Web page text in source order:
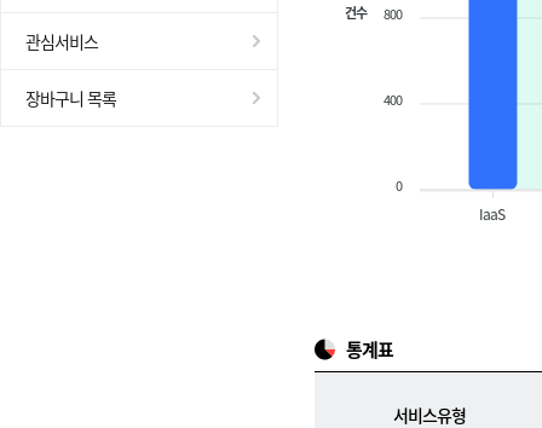
관심서비스
장바구니 목록
800
400
0
건수
IaaS
통계표
서비스유형